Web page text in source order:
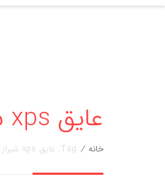
عایق xps شیراز » مهار انرژی 02136256776
خانه / Tag: عایق xps شیراز